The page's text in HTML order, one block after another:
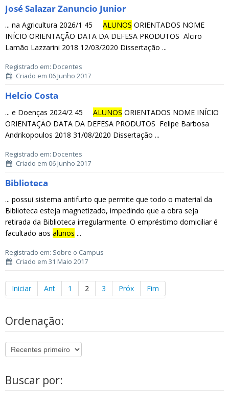
José Salazar Zanuncio Junior
... na Agricultura 2026/1 45 ALUNOS ORIENTADOS NOME
INÍCIO ORIENTAÇÃO DATA DA DEFESA PRODUTOS Alciro
Lamão Lazzarini 2018 12/03/2020 Dissertação ...
Registrado em: Docentes
Criado em 06 Junho 2017
Helcio Costa
... e Doenças 2024/2 45 ALUNOS ORIENTADOS NOME INÍCIO
ORIENTAÇÃO DATA DA DEFESA PRODUTOS Felipe Barbosa
Andrikopoulos 2018 31/08/2020 Dissertação ...
Registrado em: Docentes
Criado em 06 Junho 2017
Biblioteca
... possui sistema antifurto que permite que todo o material da
Biblioteca esteja magnetizado, impedindo que a obra seja
retirada da Biblioteca irregularmente. O empréstimo domiciliar é
facultado aos alunos ...
Registrado em: Sobre o Campus
Criado em 31 Maio 2017
Iniciar Ant 1 2 3 Próx Fim
Ordenação:
Buscar por: